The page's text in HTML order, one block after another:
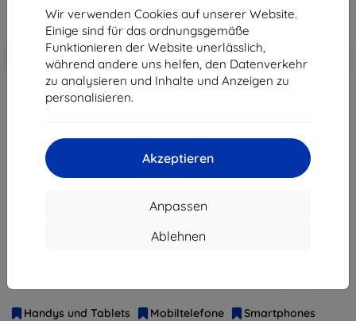
Wir verwenden Cookies auf unserer Website.
Einige sind für das ordnungsgemäße
Funktionieren der Website unerlässlich,
während andere uns helfen, den Datenverkehr
zu analysieren und Inhalte und Anzeigen zu
personalisieren.
Akzeptieren
Anpassen
Ablehnen
ohne MWSt
-10%
Rabatt mit Gutschein
EXTRA10
Warenkorb
ausverkauft
Weitere Varianten dieses Produkts
EAN
7311271607519
Handys und Tablets
Mobiltelefone Smartphones